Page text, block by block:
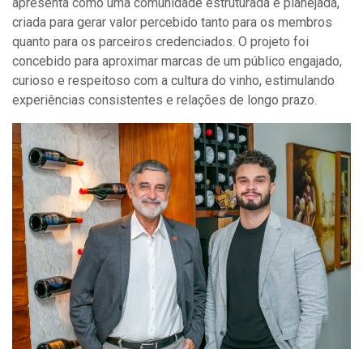
criada para gerar valor percebido tanto para os membros
quanto para os parceiros credenciados. O projeto foi
concebido para aproximar marcas de um público engajado,
curioso e respeitoso com a cultura do vinho, estimulando
experiências consistentes e relações de longo prazo.